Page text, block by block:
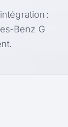
:
Benz G